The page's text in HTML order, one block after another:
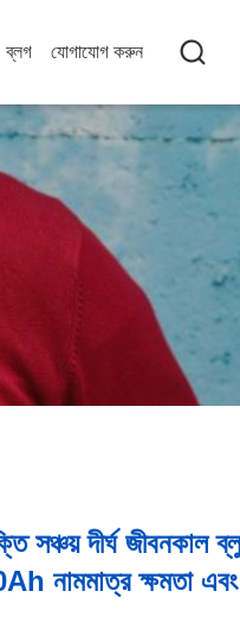
ব্লগ যোগাযোগ করুন
সঞ্চয় দীর্ঘ
নামমাত্র ক্ষমতা